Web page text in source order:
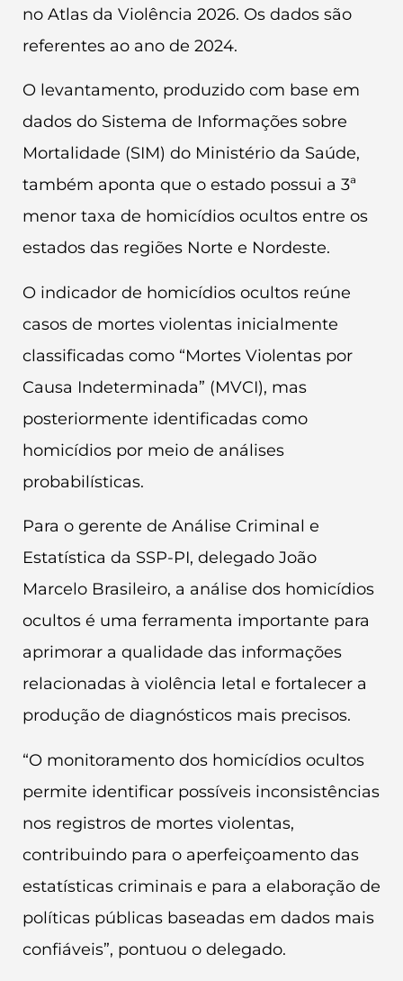
no Atlas da Violência 2026. Os dados são
referentes ao ano de 2024.
O levantamento, produzido com base em
dados do Sistema de Informações sobre
Mortalidade (SIM) do Ministério da Saúde,
também aponta que o estado possui a 3ª
menor taxa de homicídios ocultos entre os
estados das regiões Norte e Nordeste.
O indicador de homicídios ocultos reúne
casos de mortes violentas inicialmente
classificadas como “Mortes Violentas por
Causa Indeterminada” (MVCI), mas
posteriormente identificadas como
homicídios por meio de análises
probabilísticas.
Para o gerente de Análise Criminal e
Estatística da SSP-PI, delegado João
Marcelo Brasileiro, a análise dos homicídios
ocultos é uma ferramenta importante para
aprimorar a qualidade das informações
relacionadas à violência letal e fortalecer a
produção de diagnósticos mais precisos.
“O monitoramento dos homicídios ocultos
permite identificar possíveis inconsistências
nos registros de mortes violentas,
contribuindo para o aperfeiçoamento das
estatísticas criminais e para a elaboração de
políticas públicas baseadas em dados mais
confiáveis”, pontuou o delegado.